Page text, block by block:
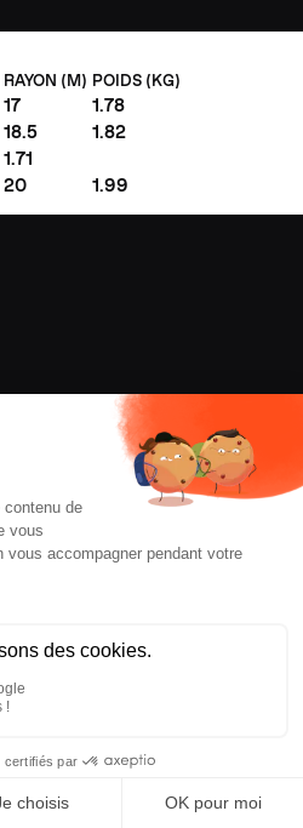
RAYON (M) POIDS (KG)
17
1.78
18.5
1.82
1.71
20 1.99